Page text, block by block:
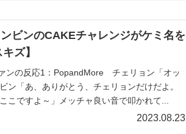
ビンのCAKEチャレンジがケミ名を
ズ】
ンの反応1：PopandMore チェリョン「オッ
ン「あ、ありがとう、チェリョンだけだよ。
こですよ～」メッチャ良い音で叩かれて...
2023.08.23